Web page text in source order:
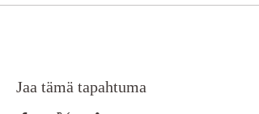
Jaa tämä tapahtuma